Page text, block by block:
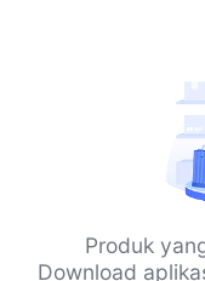
Produk
Download